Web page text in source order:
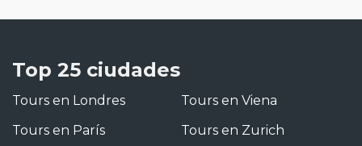
Top 25 ciudades
Tours en Londres
Tours en París
Tours en Viena
Tours en Zurich